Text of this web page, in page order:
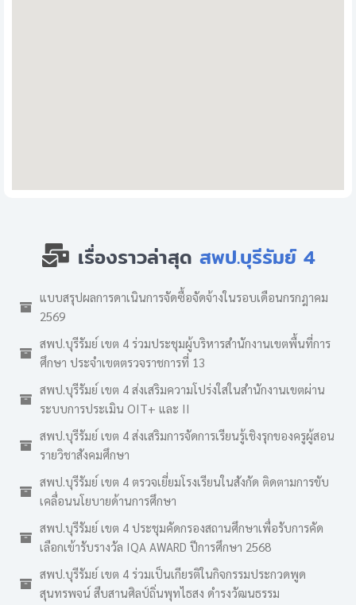
เรื่องราวล่าสุด สพป.บุรีรัมย์ 4
แบบสรุปผลการดาเนินการจัดซื้อจัดจ้างในรอบเดือนกรกฎาคม
2569
สพป.บุรีรัมย์ เขต 4 ร่วมประชุมผู้บริหารสำนักงานเขตพื้นที่การ
ศึกษา ประจำเขตตรวจราชการที่ 13
สพป.บุรีรัมย์ เขต 4 ส่งเสริมความโปร่งใสในสำนักงานเขตผ่าน
ระบบการประเมิน OIT+ และ II
สพป.บุรีรัมย์ เขต 4 ส่งเสริมการจัดการเรียนรู้เชิงรุกของครูผู้สอน
รายวิชาสังคมศึกษา
สพป.บุรีรัมย์ เขต 4 ตรวจเยี่ยมโรงเรียนในสังกัด ติดตามการขับ
เคลื่อนนโยบายด้านการศึกษา
สพป.บุรีรัมย์ เขต 4 ประชุมคัดกรองสถานศึกษาเพื่อรับการคัด
เลือกเข้ารับรางวัล IQA AWARD ปีการศึกษา 2568
สพป.บุรีรัมย์ เขต 4 ร่วมเป็นเกียรติในกิจกรรมประกวดพูด
สุนทรพจน์ สืบสานศิลป์ถิ่นพุทไธสง ดำรงวัฒนธรรม